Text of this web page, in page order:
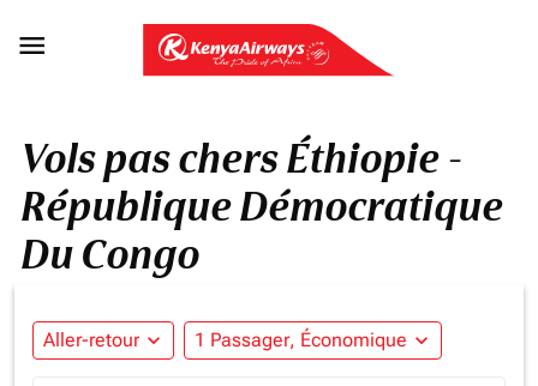

Vols pas chers Éthiopie -
République Démocratique
Du Congo
Aller-retour expand_more 1 Passager, Économique expand_more